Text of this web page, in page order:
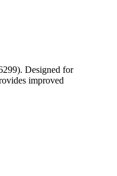
Designed for
improved